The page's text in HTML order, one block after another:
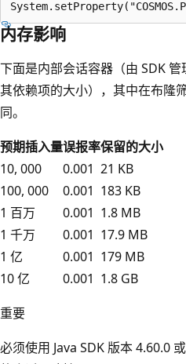
内存影响
下面是内部会话容器（由 SDK
其依赖项的大小），其中在布隆
同。
预期插入量误报率保留的大小
10, 000
0.001 21 KB
100, 000
0.001 183 KB
1 百万
0.001 1.8 MB
1 千万
0.001 17.9 MB
1 亿
0.001 179 MB
10 亿
0.001 1.8 GB
重要
必须使用 Java SDK 版本 4.60.0